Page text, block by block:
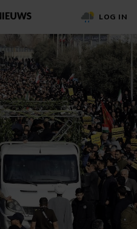
LOG IN